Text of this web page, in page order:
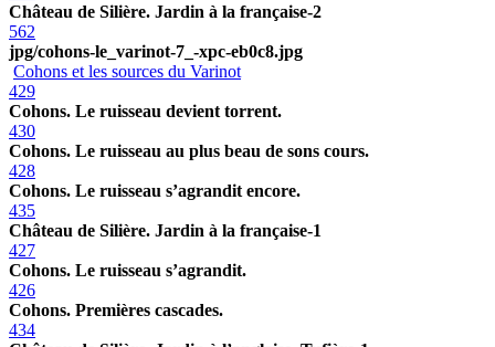
Château de Silière. Jardin à la française-2
562
jpg/cohons-le_varinot-7_-xpc-eb0c8.jpg
Cohons et les sources du Varinot
429
Cohons. Le ruisseau devient torrent.
430
Cohons. Le ruisseau au plus beau de sons cours.
428
Cohons. Le ruisseau s’agrandit encore.
435
Château de Silière. Jardin à la française-1
427
Cohons. Le ruisseau s’agrandit.
426
Cohons. Premières cascades.
434